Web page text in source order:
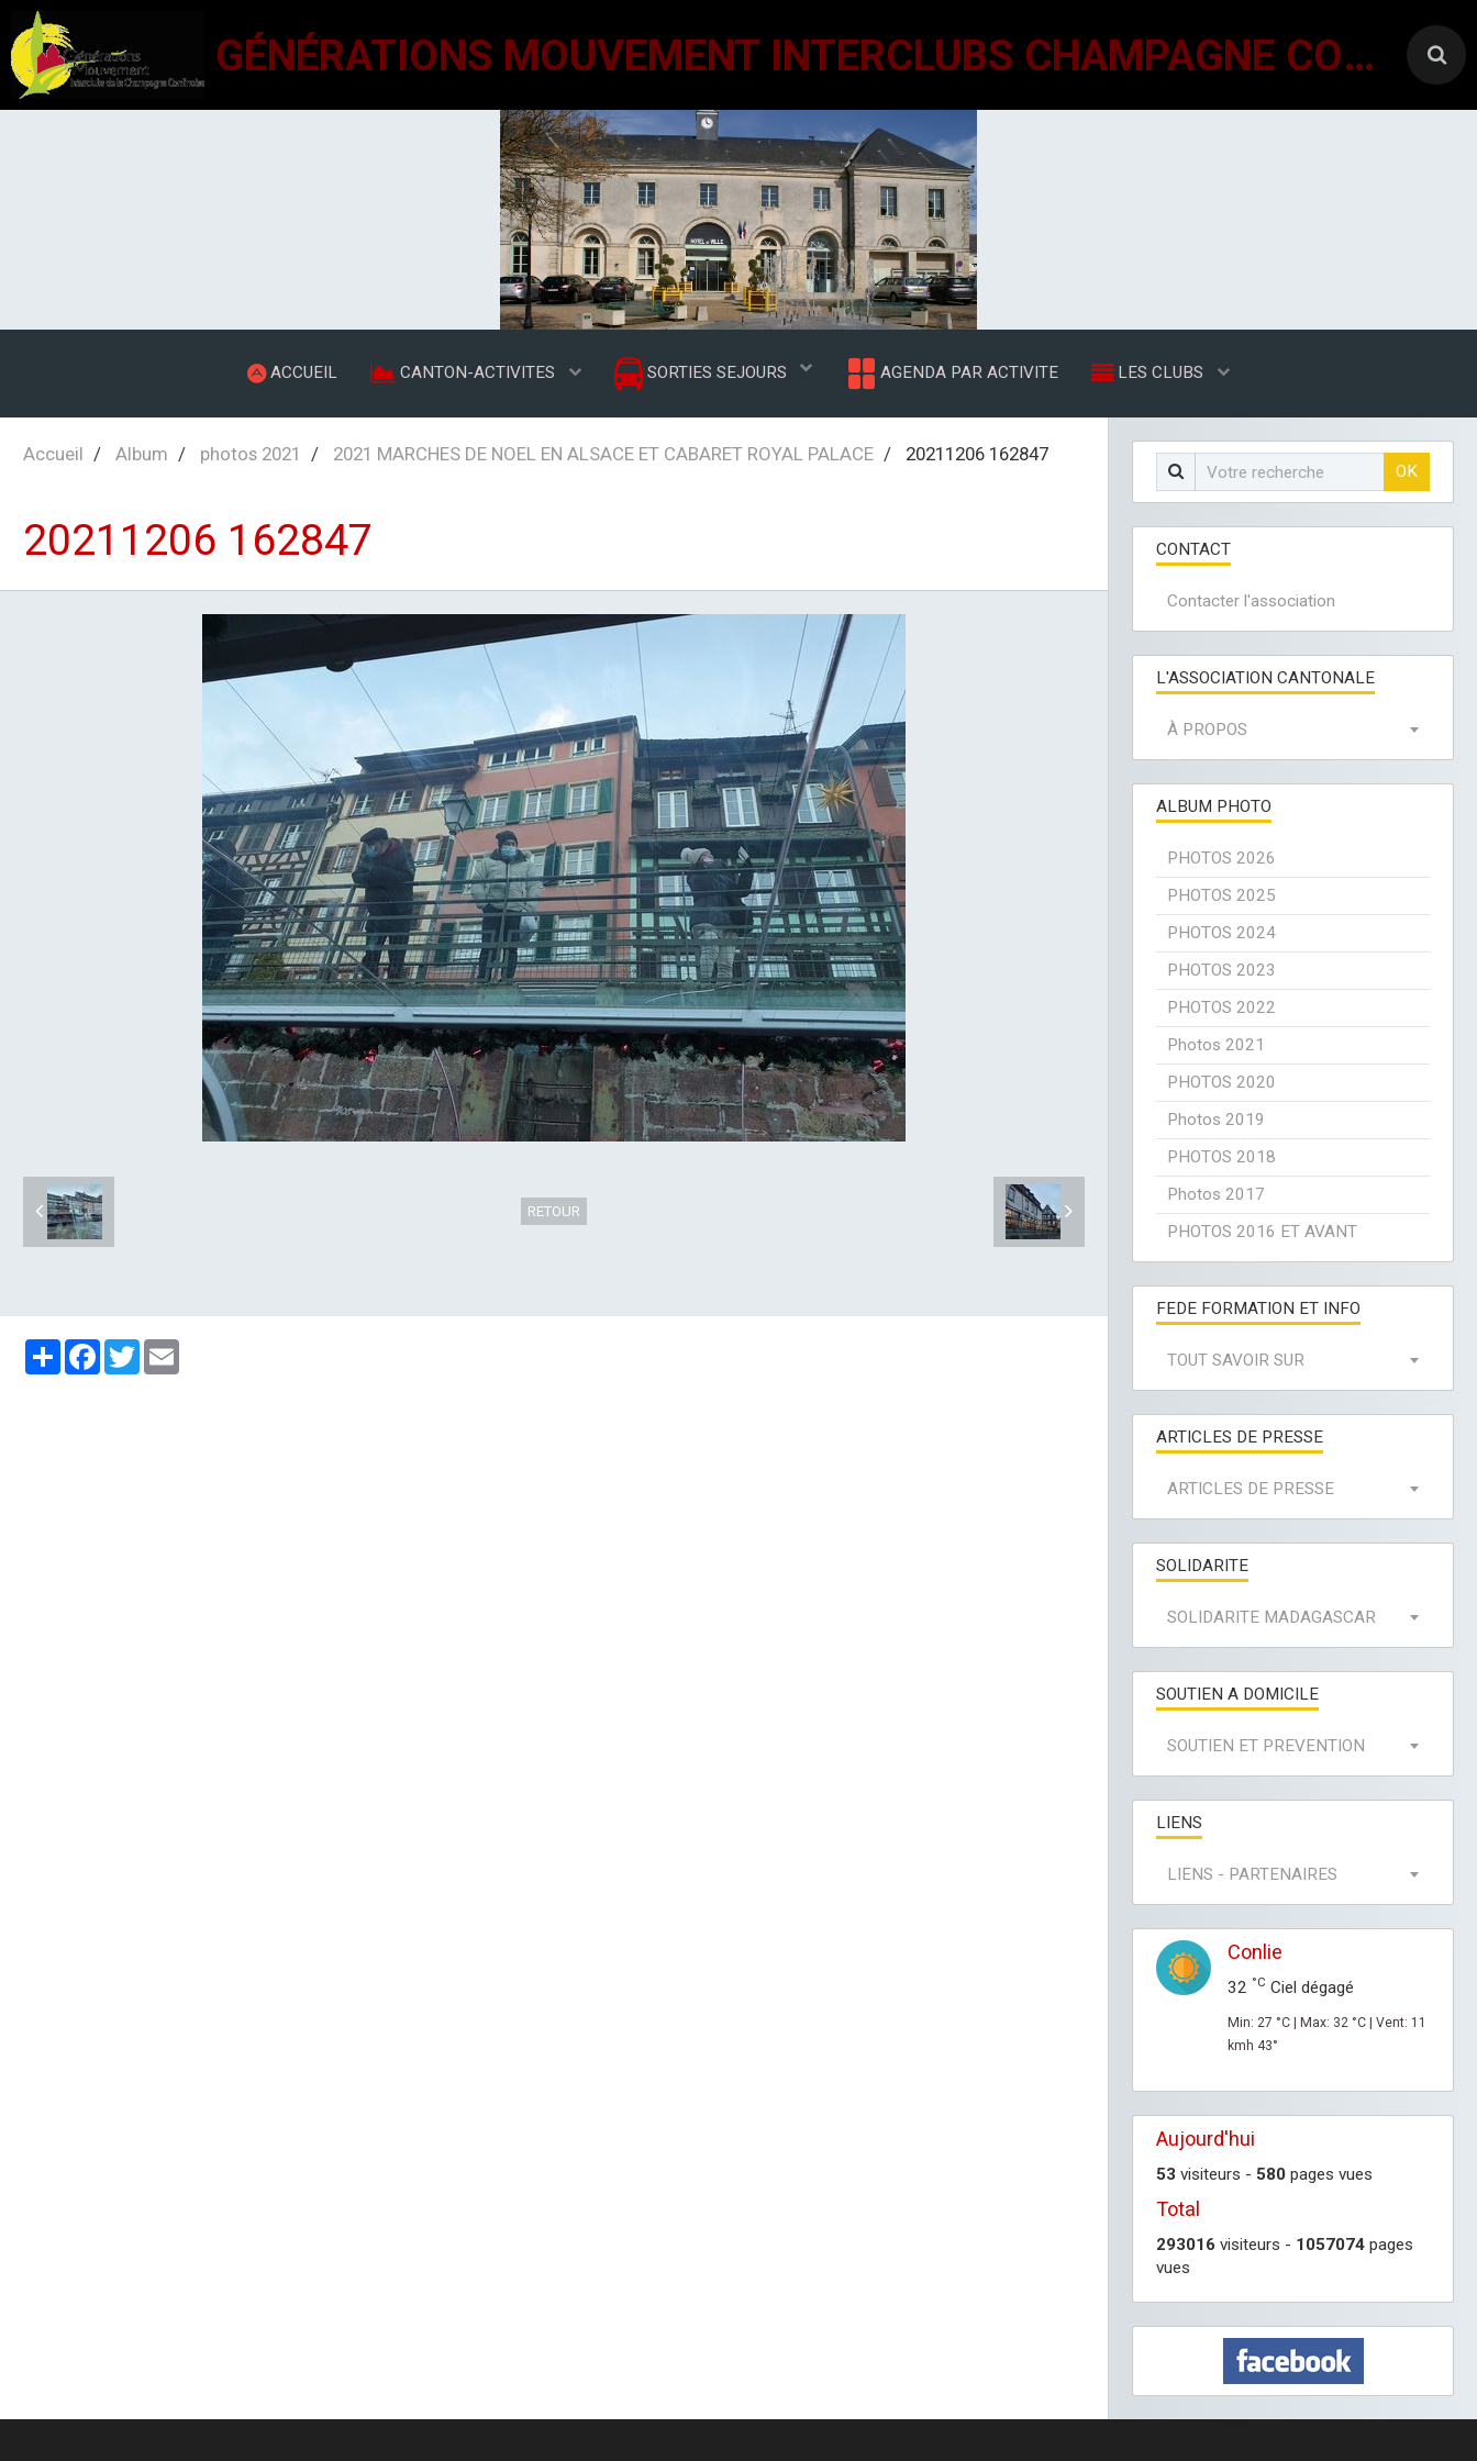
GÉNÉRATIONS MOUVEMENT INTERCLUBS CHAMPAGNE CONLINOISE
ACCUEIL CANTON-ACTIVITES SORTIES SEJOURS AGENDA PAR ACTIVITE LES CLUBS
Accueil Album photos 2021 2021 MARCHES DE NOEL EN ALSACE ET CABARET ROYAL PALACE 20211206 162847
20211206 162847
RETOUR
PartagerFacebook
Twitter
OK
CONTACT
Contacter l'association
L'ASSOCIATION CANTONALE
À PROPOS
ALBUM PHOTO
PHOTOS 2026
PHOTOS 2025
PHOTOS 2024
PHOTOS 2023
PHOTOS 2022
Photos 2021
PHOTOS 2020
Photos 2019
PHOTOS 2018
Photos 2017
PHOTOS 2016 ET AVANT
FEDE FORMATION ET INFO
TOUT SAVOIR SUR
ARTICLES DE PRESSE
ARTICLES DE PRESSE
SOLIDARITE
SOLIDARITE MADAGASCAR
SOUTIEN A DOMICILE
SOUTIEN ET PREVENTION
LIENS
LIENS - PARTENAIRES
Conlie
32 °C Ciel dégagé
Min: 27 °C | Max: 32 °C | Vent: 11
kmh 43°
Aujourd'hui
53 visiteurs - 580 pages vues
Total
293016 visiteurs - 1057074 pages
vues